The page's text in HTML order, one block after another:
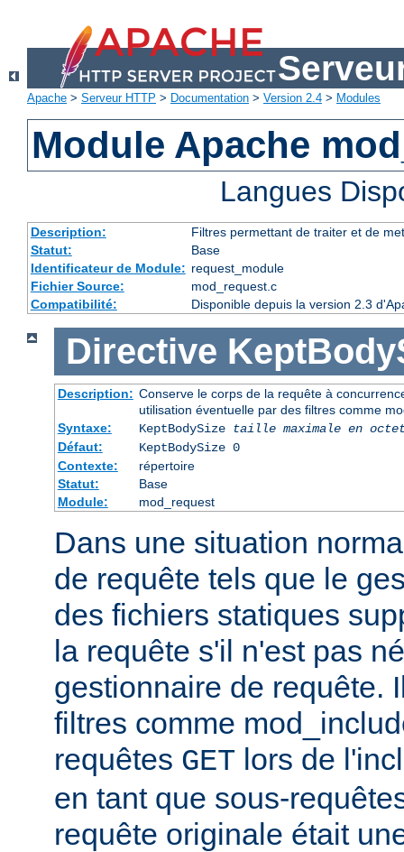
Apache > Serveur HTTP > Documentation > Version 2.4 > Modules
Module Apache
Langues
Description:
Filtres permettant de traiter et de
Statut:
Base
Identificateur de Module: request_module
Fichier Source:
mod_request.c
Compatibilité:
Disponible depuis la version 2.3
Directive
Description: Conserve le corps de la requête à
utilisation éventuelle par des filtres comme
Syntaxe:
KeptBodySize
taille maximale en
Défaut:
KeptBodySize 0
Contexte:
répertoire
Statut:
Base
Module:
mod_request
Dans une situation
de requête tels que le
des fichiers statiques
la requête s'il n'est pas
gestionnaire de requête.
filtres comme
requêtes GET lors de
en tant que sous-
requête originale était